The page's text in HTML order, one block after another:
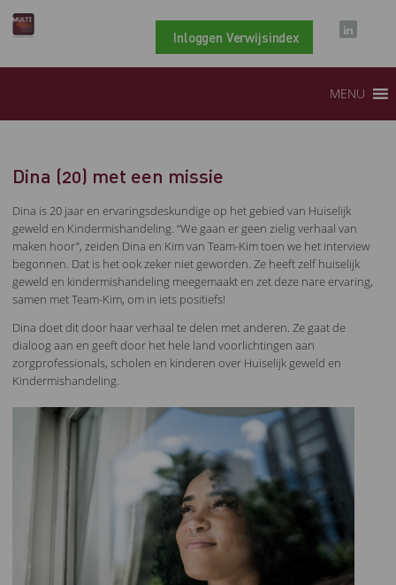
Inloggen Verwijsindex
MENU
Dina (20) met een missie
Dina is 20 jaar en ervaringsdeskundige op het gebied van Huiselijk
geweld en Kindermishandeling. “We gaan er geen zielig verhaal van
maken hoor”, zeiden Dina en Kim van Team-Kim toen we het interview
begonnen. Dat is het ook zeker niet geworden. Ze heeft zelf huiselijk
geweld en kindermishandeling meegemaakt en zet deze nare ervaring,
samen met Team-Kim, om in iets positiefs!
Dina doet dit door haar verhaal te delen met anderen. Ze gaat de
dialoog aan en geeft door het hele land voorlichtingen aan
zorgprofessionals, scholen en kinderen over Huiselijk geweld en
Kindermishandeling.